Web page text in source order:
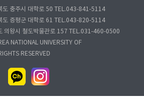
도 충주시 대학로 50 TEL.043-841-5114
도 증평군 대학로 61 TEL.043-820-5114
의왕시 철도박물관로 157 TEL.031-460-0500
NATIONAL UNIVERSITY OF
RESERVED